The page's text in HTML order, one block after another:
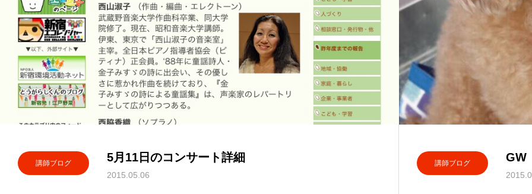
講師ブログ 5月11日のコンサート詳細
2015.05.06
講師ブログ GW